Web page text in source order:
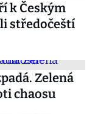
k Českým
středočeští
Zelená
chaosu